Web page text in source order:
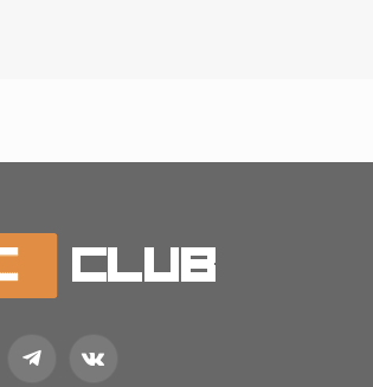
TelegramVKontakte